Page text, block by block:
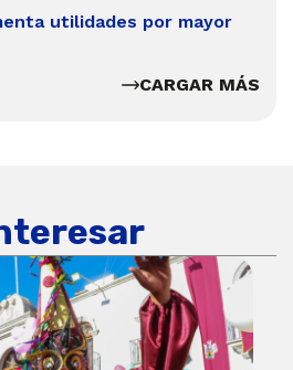
utilidades por mayor
CARGAR MÁS